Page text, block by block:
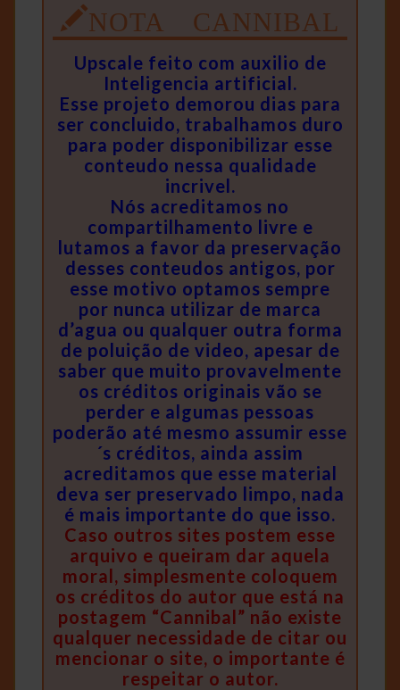
NOTA CANNIBAL
Upscale feito com auxilio de
Inteligencia artificial.
Esse projeto demorou dias para
ser concluido, trabalhamos duro
para poder disponibilizar esse
conteudo nessa qualidade
incrivel.
Nós acreditamos no
compartilhamento livre e
lutamos a favor da preservação
desses conteudos antigos, por
esse motivo optamos sempre
por nunca utilizar de marca
d’agua ou qualquer outra forma
de poluição de video, apesar de
saber que muito provavelmente
os créditos originais vão se
perder e algumas pessoas
poderão até mesmo assumir esse
´s créditos, ainda assim
acreditamos que esse material
deva ser preservado limpo, nada
é mais importante do que isso.
Caso outros sites postem esse
arquivo e queiram dar aquela
moral, simplesmente coloquem
os créditos do autor que está na
postagem “Cannibal” não existe
qualquer necessidade de citar ou
mencionar o site, o importante é
respeitar o autor.